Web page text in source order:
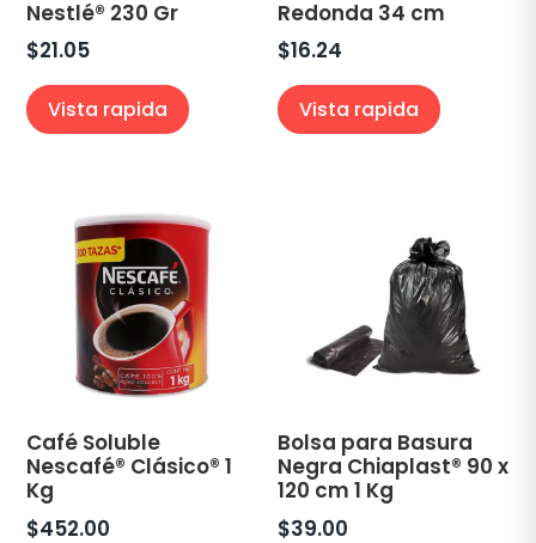
Nestlé® 230 Gr
$21.05
Vista rapida
Redonda 34 cm
$16.24
Vista rapida
Café Soluble
Nescafé® Clásico® 1
Kg
$452.00
Bolsa para Basura
Negra Chiaplast® 90 x
120 cm 1 Kg
$39.00